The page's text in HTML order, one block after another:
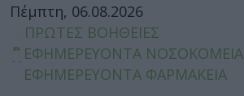
Πέμπτη, 06.08.2026
ΠΡΩΤΕΣ ΒΟΗΘΕΙΕΣ
ΕΦΗΜΕΡΕΥΟΝΤΑ ΝΟΣΟΚΟΜΕΙΑ
ΕΦΗΜΕΡΕΥΟΝΤΑ ΦΑΡΜΑΚΕΙΑ